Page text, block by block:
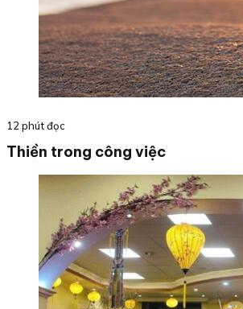
12 phút đọc
Thiền trong công việc